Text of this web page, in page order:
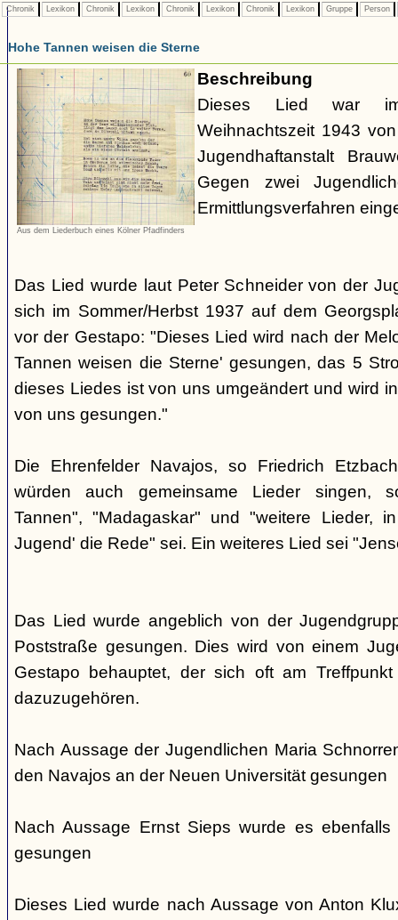
Chronik Lexikon Chronik Lexikon Chronik Lexikon Chronik Lexikon Gruppe Person
Hohe Tannen weisen die Sterne
Aus dem Liederbuch eines Kölner Pfadfinders
Beschreibung
Dieses Lied war
Weihnachtszeit 1943
Jugendhaftanstalt
Gegen zwei
Ermittlungsverfahren
Das Lied wurde laut Peter Schneider von der
sich im Sommer/Herbst 1937 auf dem
vor der Gestapo: "Dieses Lied wird nach der
Tannen weisen die Sterne' gesungen, das 5
dieses Liedes ist von uns umgeändert und wird
von uns gesungen."
Die Ehrenfelder Navajos, so Friedrich
würden auch gemeinsame Lieder singen,
Tannen", "Madagaskar" und "weitere Lieder,
Jugend' die Rede" sei. Ein weiteres Lied sei
Das Lied wurde angeblich von der
Poststraße gesungen. Dies wird von einem
Gestapo behauptet, der sich oft am
dazuzugehören.
Nach Aussage der Jugendlichen Maria
den Navajos an der Neuen Universität gesungen
Nach Aussage Ernst Sieps wurde es
gesungen
Dieses Lied wurde nach Aussage von Anton